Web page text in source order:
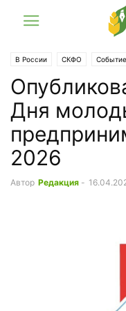
В России СКФО Событие
Дня
2026
Автор Редакция -